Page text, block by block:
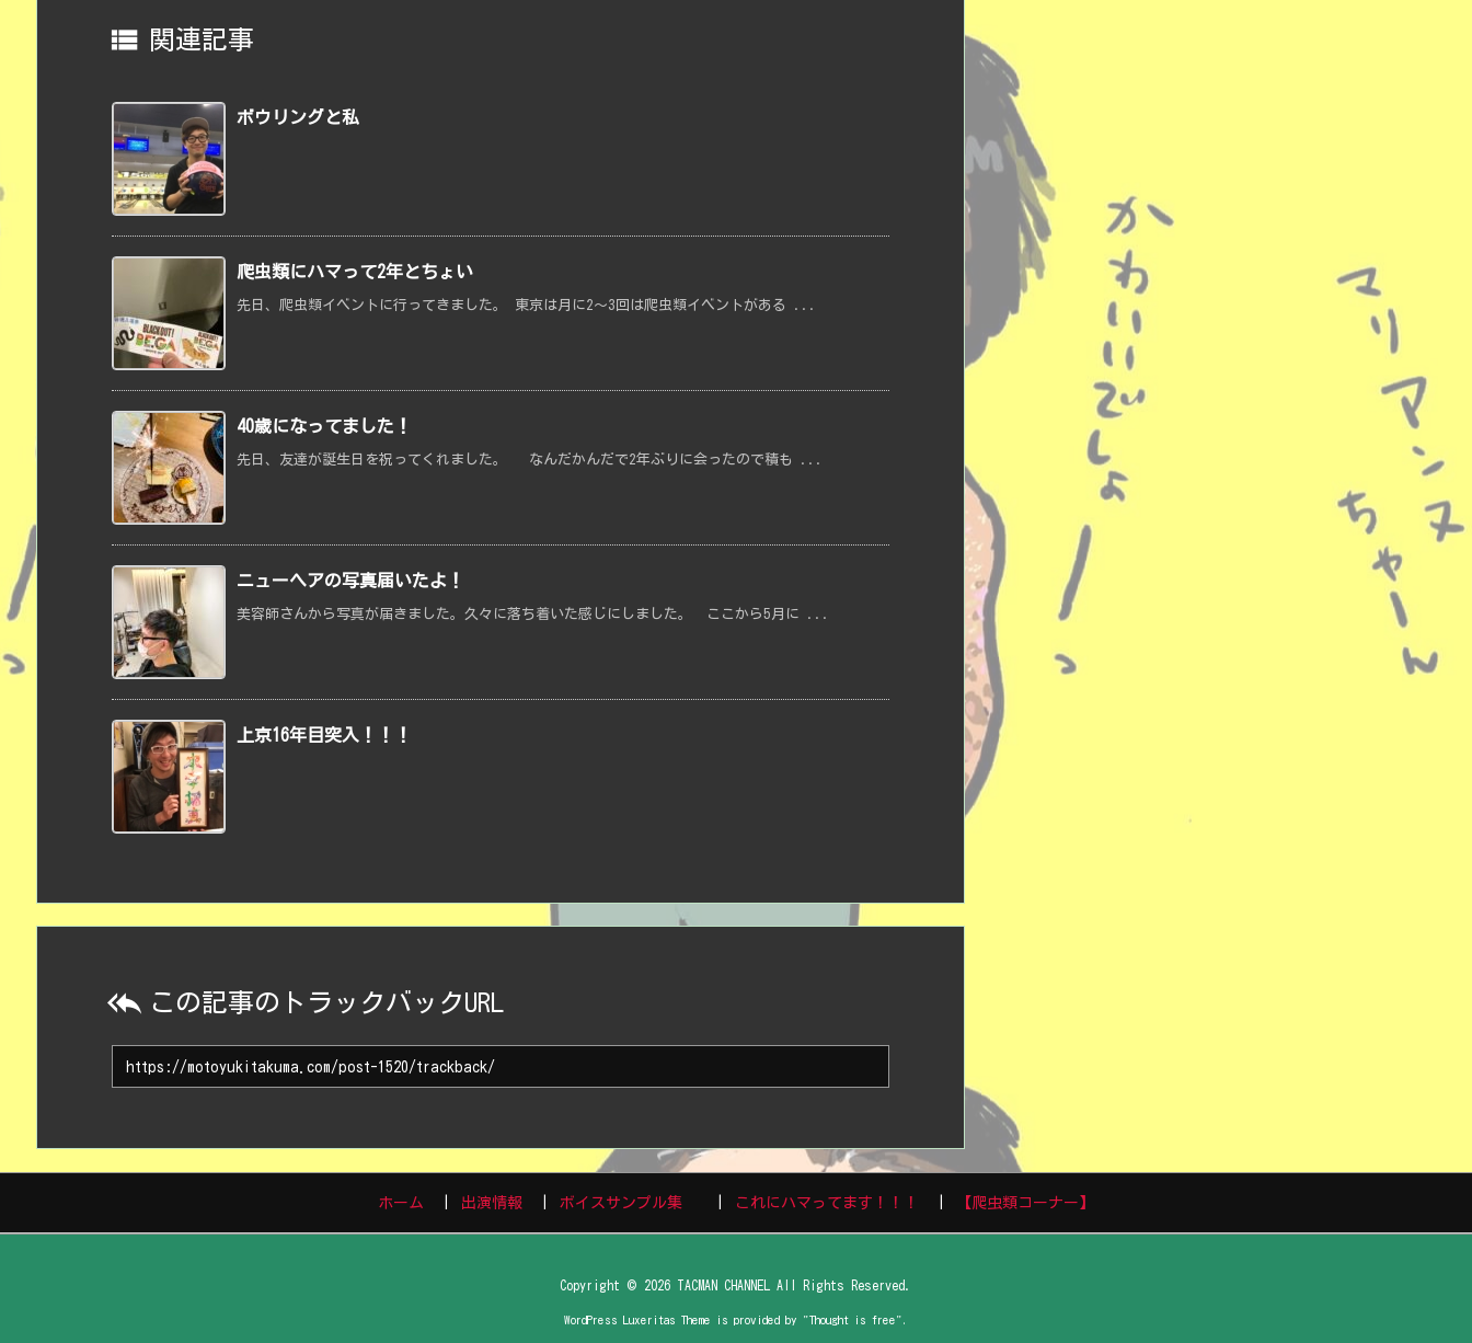
 関連記事
ボウリングと私
爬虫類にハマって2年とちょい
先日、爬虫類イベントに行ってきました。 東京は月に2〜3回は爬虫類イベントがある ...
40歳になってました！
先日、友達が誕生日を祝ってくれました。 なんだかんだで2年ぶりに会ったので積も ...
ニューヘアの写真届いたよ！
美容師さんから写真が届きました。久々に落ち着いた感じにしました。 ここから5月に ...
上京16年目突入！！！
 この記事のトラックバックURL
ホーム 出演情報 ボイスサンプル集 これにハマってます！！！ 【爬虫類コーナー】
Copyright © 2026 TACMAN CHANNEL All Rights Reserved.
WordPress Luxeritas Theme is provided by "Thought is free".